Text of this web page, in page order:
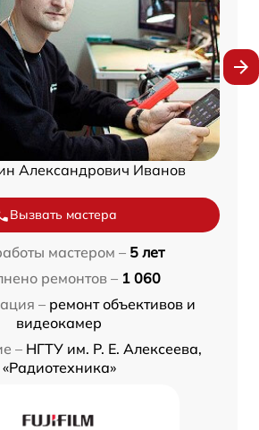
Александрович Иванов
Вызвать мастера
мастером – 5 лет
ремонтов – 1 060
– ремонт объективов и
видеокамер
– НГТУ им. Р. Е. Алексеева,
«Радиотехника»